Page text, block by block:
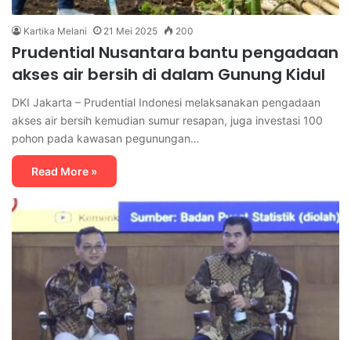
Kartika Melani 21 Mei 2025 200
Prudential Nusantara bantu pengadaan
akses air bersih di dalam Gunung Kidul
DKI Jakarta – Prudential Indonesi melaksanakan pengadaan
akses air bersih kemudian sumur resapan, juga investasi 100
pohon pada kawasan pegunungan…
Read More »